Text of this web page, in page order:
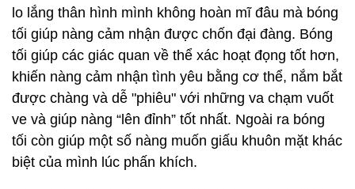
lo lắng thân hình mình không hoàn mĩ đâu mà bóng
tối giúp nàng cảm nhận được chốn đại đàng. Bóng
tối giúp các giác quan về thể xác hoạt đọng tốt hơn,
khiến nàng cảm nhận tình yêu bằng cơ thể, nắm bắt
được chàng và dễ "phiêu" với những va chạm vuốt
ve và giúp nàng “lên đỉnh” tốt nhất. Ngoài ra bóng
tối còn giúp một số nàng muốn giấu khuôn mặt khác
biệt của mình lúc phấn khích.